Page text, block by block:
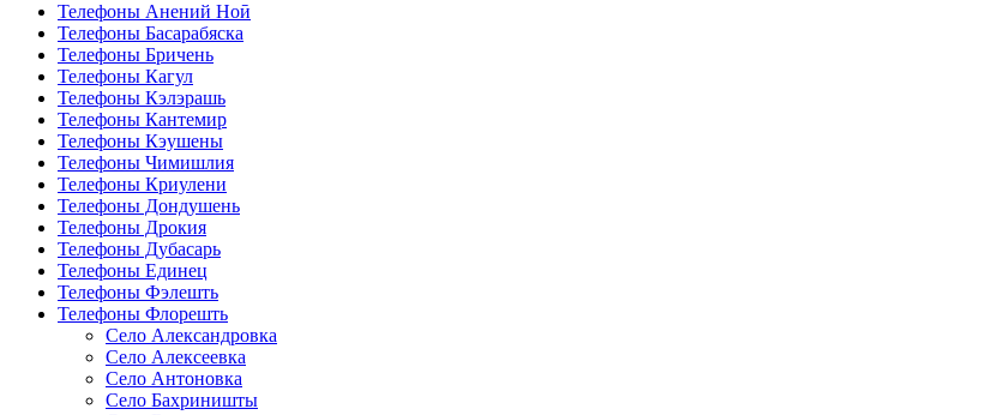
Телефоны Анений Ноӣ
Телефоны Басарабяска
Телефоны Бричень
Телефоны Кагул
Телефоны Кэлэрашь
Телефоны Кантемир
Телефоны Кэушены
Телефоны Чимишлия
Телефоны Криулени
Телефоны Дондушень
Телефоны Дрокия
Телефоны Дубасарь
Телефоны Единец
Телефоны Фэлешть
Телефоны Флорешть
Село Александровка
Село Алексеевка
Село Антоновка
Село Бахриништы